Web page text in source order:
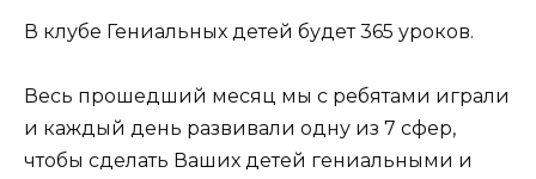
В клубе Гениальных детей будет 365 уроков.
Весь прошедший месяц мы с ребятами играли
и каждый день развивали одну из 7 сфер,
чтобы сделать Ваших детей гениальными и